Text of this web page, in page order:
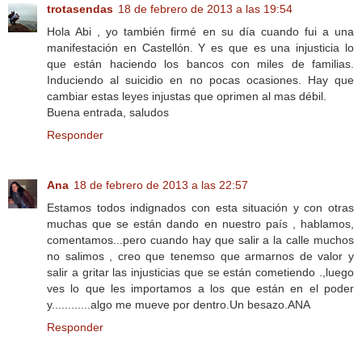
trotasendas 18 de febrero de 2013 a las 19:54
Hola Abi , yo también firmé en su día cuando fui a una
manifestación en Castellón. Y es que es una injusticia lo
que están haciendo los bancos con miles de familias.
Induciendo al suicidio en no pocas ocasiones. Hay que
cambiar estas leyes injustas que oprimen al mas débil.
Buena entrada, saludos
Responder
Ana 18 de febrero de 2013 a las 22:57
Estamos todos indignados con esta situación y con otras
muchas que se están dando en nuestro país , hablamos,
comentamos...pero cuando hay que salir a la calle muchos
no salimos , creo que tenemso que armarnos de valor y
salir a gritar las injusticias que se están cometiendo .,luego
ves lo que les importamos a los que están en el poder
y............algo me mueve por dentro.Un besazo.ANA
Responder